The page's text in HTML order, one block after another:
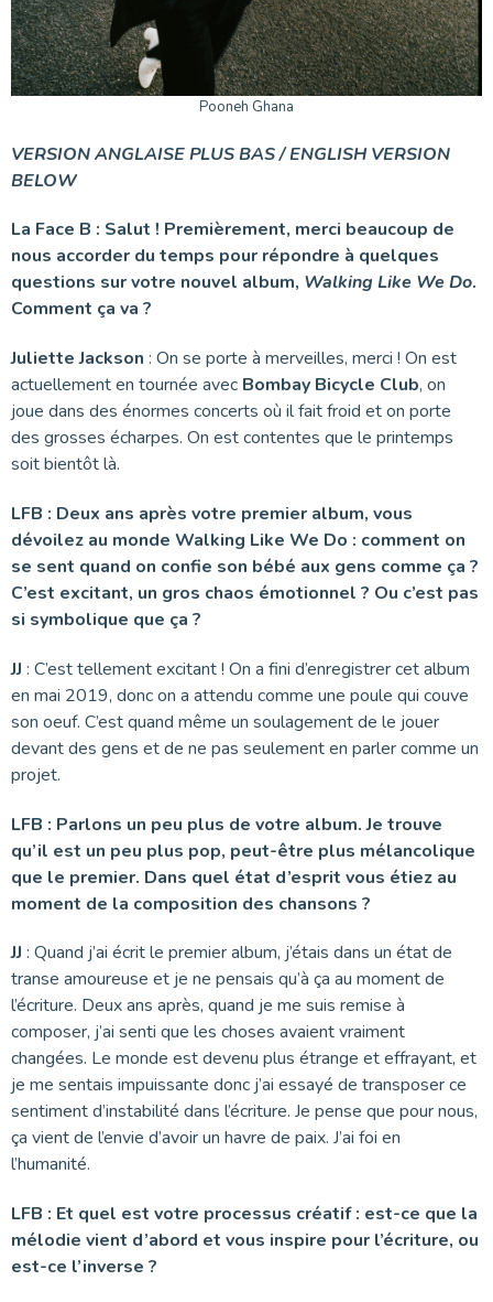
Pooneh Ghana
VERSION ANGLAISE PLUS BAS / ENGLISH VERSION
BELOW
La Face B : Salut ! Premièrement, merci beaucoup de
nous accorder du temps pour répondre à quelques
questions sur votre nouvel album, Walking Like We Do.
Comment ça va ?
Juliette Jackson : On se porte à merveilles, merci ! On est
actuellement en tournée avec Bombay Bicycle Club, on
joue dans des énormes concerts où il fait froid et on porte
des grosses écharpes. On est contentes que le printemps
soit bientôt là.
LFB : Deux ans après votre premier album, vous
dévoilez au monde Walking Like We Do : comment on
se sent quand on confie son bébé aux gens comme ça ?
C’est excitant, un gros chaos émotionnel ? Ou c’est pas
si symbolique que ça ?
JJ : C’est tellement excitant ! On a fini d’enregistrer cet album
en mai 2019, donc on a attendu comme une poule qui couve
son oeuf. C’est quand même un soulagement de le jouer
devant des gens et de ne pas seulement en parler comme un
projet.
LFB : Parlons un peu plus de votre album. Je trouve
qu’il est un peu plus pop, peut-être plus mélancolique
que le premier. Dans quel état d’esprit vous étiez au
moment de la composition des chansons ?
JJ : Quand j’ai écrit le premier album, j’étais dans un état de
transe amoureuse et je ne pensais qu’à ça au moment de
l’écriture. Deux ans après, quand je me suis remise à
composer, j’ai senti que les choses avaient vraiment
changées. Le monde est devenu plus étrange et effrayant, et
je me sentais impuissante donc j’ai essayé de transposer ce
sentiment d’instabilité dans l’écriture. Je pense que pour nous,
ça vient de l’envie d’avoir un havre de paix. J’ai foi en
l’humanité.
LFB : Et quel est votre processus créatif : est-ce que la
mélodie vient d’abord et vous inspire pour l’écriture, ou
est-ce l’inverse ?